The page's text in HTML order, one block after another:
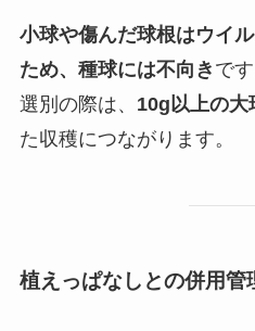
小球や傷んだ球根はウイ
ため、種球には不向き です
選別の際は、 10g以上の大
た収穫につながります。
植えっぱなしとの併用管